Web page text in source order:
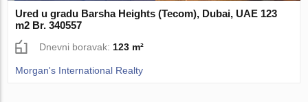
Ured u gradu Barsha Heights (Tecom), Dubai, UAE 123
m2 Br. 340557
Dnevni boravak: 123 m²
Morgan's International Realty